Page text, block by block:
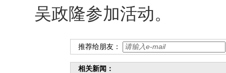
吴政隆参加活动。
推荐给朋友：
相关新闻：